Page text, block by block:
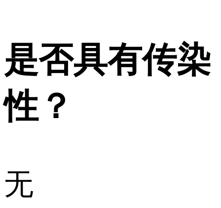
是否具有传染
性？
无